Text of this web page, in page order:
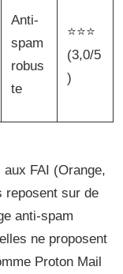
Anti-
spam
robus
te
⭐⭐⭐
(3,0/5
)
FAI (Orange,
reposent sur de
anti-spam
ne proposent
Proton Mail